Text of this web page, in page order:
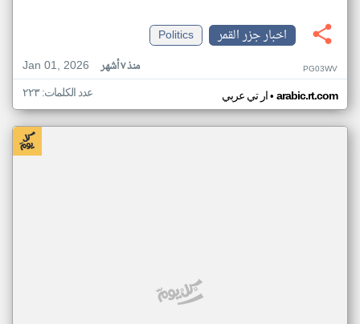
اخبار جزر القمر
Politics
Jan 01, 2026
منذ ٧ أشهر PG03WV
ار تي عربي• arabic.rt.com عدد الكلمات: ٢٢٣